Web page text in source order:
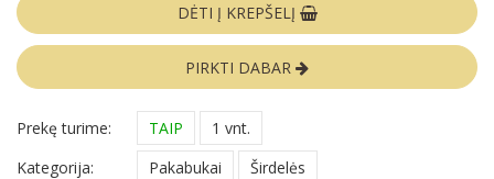
DĖTI Į KREPŠELĮ
PIRKTI DABAR
Prekę turime: TAIP
1 vnt.
Kategorija:
Pakabukai
Širdelės